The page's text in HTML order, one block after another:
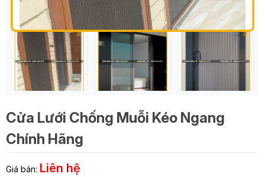
Cửa Lưới Chống Muỗi Kéo Ngang
Chính Hãng
Giá bán: Liên hệ